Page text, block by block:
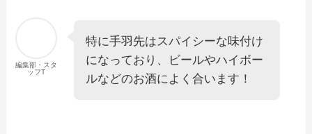
編集部・スタ
ッフT
特に手羽先はスパイシーな味付け
になっており、ビールやハイボー
ルなどのお酒によく合います！